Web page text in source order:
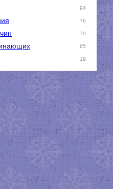
94
76
70
65
19